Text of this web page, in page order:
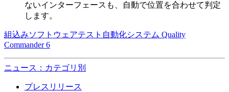
ないインターフェースも、自動で位置を合わせて判定
します。
組込みソフトウェアテスト自動化システム Quality
Commander 6
ニュース：カテゴリ別
プレスリリース